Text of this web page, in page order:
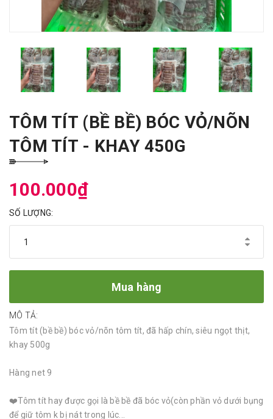
TÔM TÍT (BỀ BỀ) BÓC VỎ/NÕN
TÔM TÍT - KHAY 450G
100.000₫
SỐ LƯỢNG:
Mua hàng
MÔ TẢ:
Tôm tít (bề bề) bóc vỏ/nõn tôm tít, đã hấp chín, siêu ngọt thịt,
khay 500g
Hàng net 9
❤️Tôm tít hay được gọi là bề bề đã bóc vỏ(còn phần vỏ dưới bụng
để giữ tôm k bị nát trong lúc...